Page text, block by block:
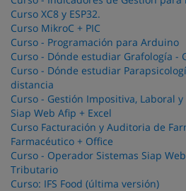
Curso XC8 y ESP32.
Curso MikroC + PIC
Curso - Programación para Arduino
Curso - Dónde estudiar Grafología -
Curso - Dónde estudiar
distancia
Curso - Gestión Impositiva, Laboral
Siap Web Afip + Excel
Curso Facturación y Auditoria de
Farmacéutico + Office
Curso - Operador Sistemas Siap
Tributario
Curso: IFS Food (última versión)